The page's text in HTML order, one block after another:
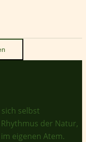
selbst
der Natur,
eigenen Atem.